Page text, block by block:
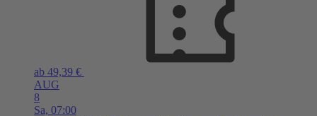
ab 49,39 €
AUG
8
Sa, 07:00